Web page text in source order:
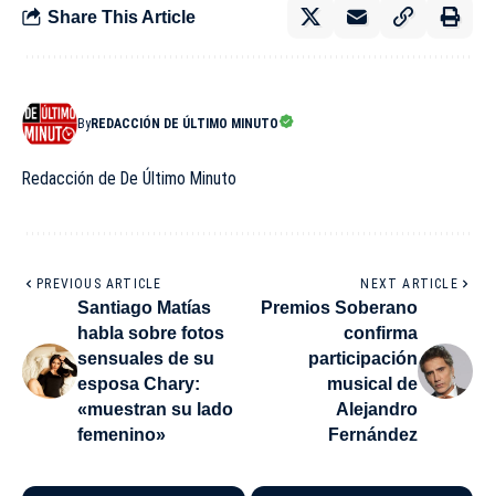
Share This Article
ByREDACCIÓN DE ÚLTIMO MINUTO
Redacción de De Último Minuto
PREVIOUS ARTICLE
Santiago Matías
habla sobre fotos
sensuales de su
esposa Chary:
«muestran su lado
femenino»
NEXT ARTICLE
Premios Soberano
confirma
participación
musical de
Alejandro
Fernández